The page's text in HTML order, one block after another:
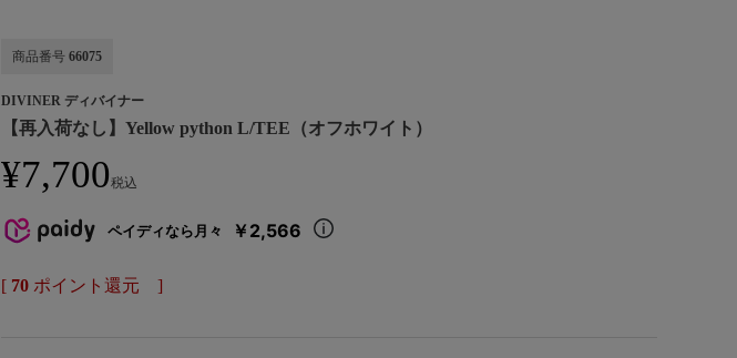
商品番号 66075
DIVINER ディバイナー
【再入荷なし】Yellow python L/TEE（オフホワイト）
¥7,700税込
ペイディなら月々 ￥2,566
[ 70 ポイント還元 ]